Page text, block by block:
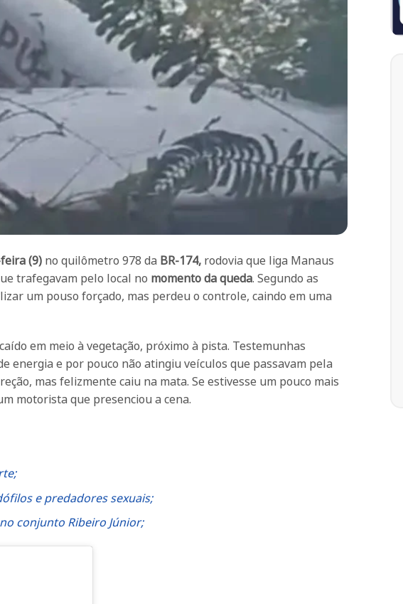
(9) no quilômetro 978 da BR-174, rodovia que liga Manaus
trafegavam pelo local no momento da queda. Segundo as
um pouso forçado, mas perdeu o controle, caindo em uma
em meio à vegetação, próximo à pista. Testemunhas
energia e por pouco não atingiu veículos que passavam pela
mas felizmente caiu na mata. Se estivesse um pouco mais
motorista que presenciou a cena.
e predadores sexuais;
conjunto Ribeiro Júnior;